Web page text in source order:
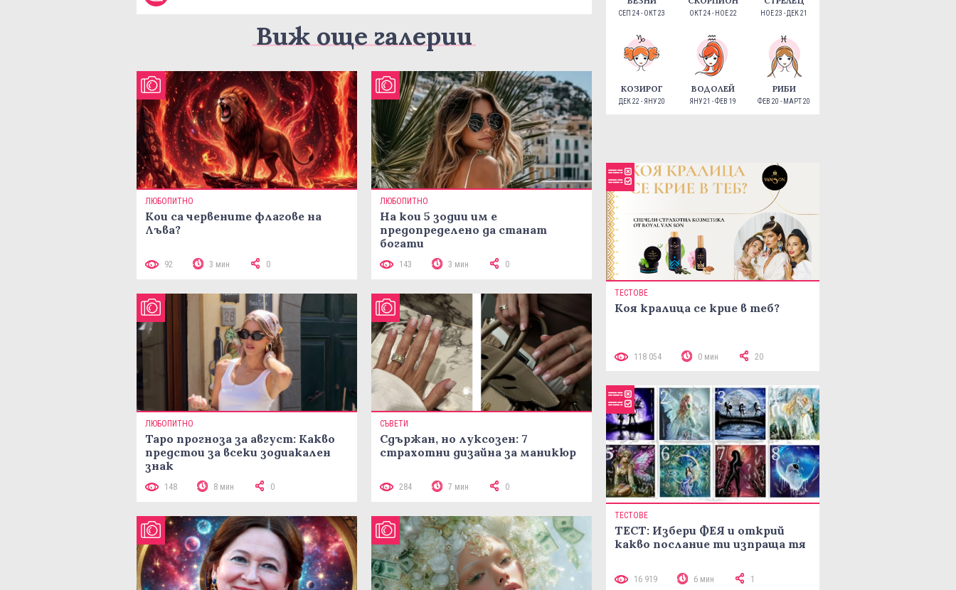
Виж още галерии
ЛЮБОПИТНО
Кои са червените флагове на
Лъва?
92 3 мин 0
ЛЮБОПИТНО
На кои 5 зодии им е
предопределено да станат
богати
143 3 мин 0
ЛЮБОПИТНО
Таро прогноза за август: Какво
предстои за всеки зодиакален
знак
148 8 мин 0
СЪВЕТИ
Сдържан, но луксозен: 7
страхотни дизайна за маникюр
284 7 мин 0
СЕП 24 - ОКТ 23 ОКТ 24 - НОЕ 22 НОЕ 23 - ДЕК 21
КОЗИРОГ
ДЕК 22 - ЯНУ 20
ВОДОЛЕЙ
ЯНУ 21 - ФЕВ 19
РИБИ
ФЕВ 20 - МАРТ 20
ТЕСТОВЕ
Коя кралица се крие в теб?
118 054 0 мин 20
ТЕСТОВЕ
ТЕСТ: Избери ФЕЯ и открий
какво послание ти изпраща тя
16 919 6 мин 1